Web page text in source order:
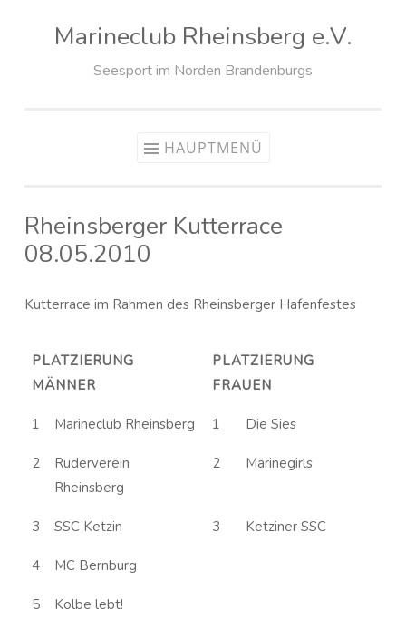
Marineclub Rheinsberg e.V.
Seesport im Norden Brandenburgs
HAUPTMENÜ
Rheinsberger Kutterrace
08.05.2010
Kutterrace im Rahmen des Rheinsberger Hafenfestes
PLATZIERUNG
MÄNNER
PLATZIERUNG
FRAUEN
1 Marineclub Rheinsberg 1 Die Sies
2
Ruderverein
Rheinsberg
2 Marinegirls
3 SSC Ketzin 3 Ketziner SSC
4 MC Bernburg
5 Kolbe lebt!